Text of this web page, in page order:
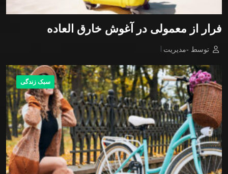
فرار از معمولی در آغوش خارق العاده
توسط -مدیریت
سبک زندگی